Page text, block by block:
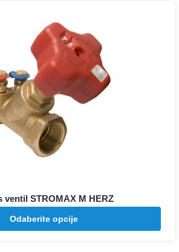
ventil STROMAX M HERZ
4.460RSD – 10.769RSD
cena:
Odaberite opcije